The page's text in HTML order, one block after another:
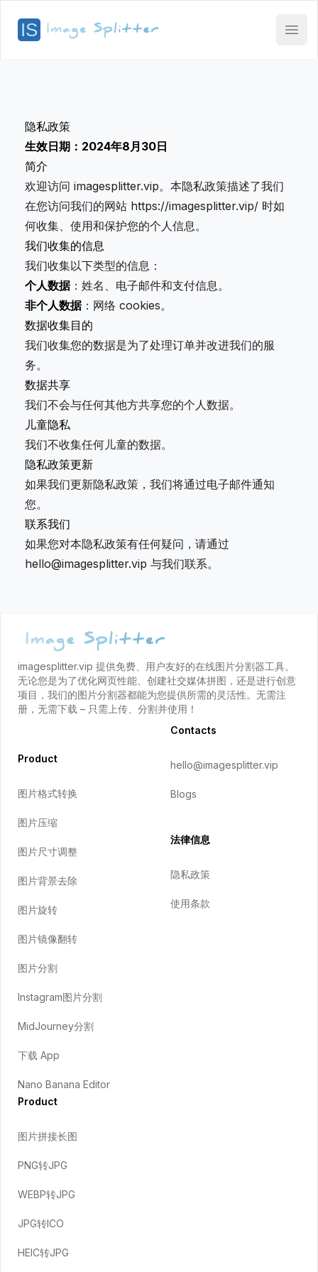
隐私政策
生效日期：2024年8月30日
简介
欢迎访问 imagesplitter.vip。本隐私政策描述了我们
在您访问我们的网站 https://imagesplitter.vip/ 时如
何收集、使用和保护您的个人信息。
我们收集的信息
我们收集以下类型的信息：
个人数据：姓名、电子邮件和支付信息。
非个人数据：网络 cookies。
数据收集目的
我们收集您的数据是为了处理订单并改进我们的服
务。
数据共享
我们不会与任何其他方共享您的个人数据。
儿童隐私
我们不收集任何儿童的数据。
隐私政策更新
如果我们更新隐私政策，我们将通过电子邮件通知
您。
联系我们
如果您对本隐私政策有任何疑问，请通过
hello@imagesplitter.vip 与我们联系。
imagesplitter.vip 提供免费、用户友好的在线图片分割器工具。
无论您是为了优化网页性能、创建社交媒体拼图，还是进行创意
项目，我们的图片分割器都能为您提供所需的灵活性。无需注
册，无需下载 – 只需上传、分割并使用！
Product
图片格式转换
图片压缩
图片尺寸调整
图片背景去除
图片旋转
图片镜像翻转
图片分割
Instagram图片分割
MidJourney分割
下载 App
Nano Banana Editor
Product
图片拼接长图
PNG转JPG
WEBP转JPG
JPG转ICO
HEIC转JPG
Contacts
hello@imagesplitter.vip
Blogs
法律信息
隐私政策
使用条款